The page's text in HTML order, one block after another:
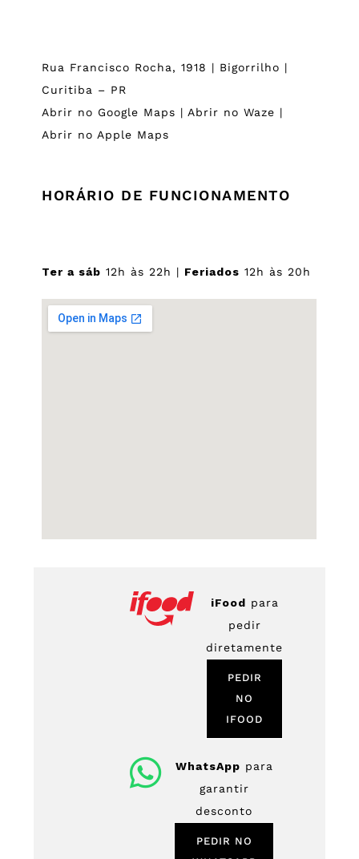
Rua Francisco Rocha, 1918 | Bigorrilho |
Curitiba – PR
Abrir no Google Maps | Abrir no Waze |
Abrir no Apple Maps
HORÁRIO DE FUNCIONAMENTO
Ter a sáb 12h às 22h | Feriados 12h às 20h
iFood para
pedir
diretamente
PEDIR
NO
IFOOD
WhatsApp para
garantir
desconto
PEDIR NO